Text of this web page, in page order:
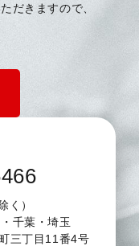
だきますので、
く）
千葉・埼玉
三丁目11番4号